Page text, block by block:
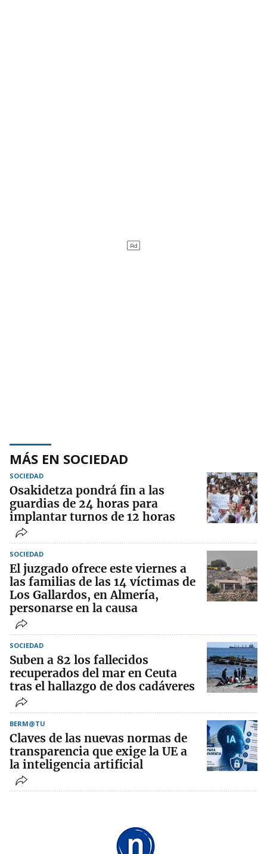
MÁS EN SOCIEDAD
SOCIEDAD
Osakidetza pondrá fin a las
guardias de 24 horas para
implantar turnos de 12 horas
SOCIEDAD
El juzgado ofrece este viernes a
las familias de las 14 víctimas de
Los Gallardos, en Almería,
personarse en la causa
SOCIEDAD
Suben a 82 los fallecidos
recuperados del mar en Ceuta
tras el hallazgo de dos cadáveres
BERM@TU
Claves de las nuevas normas de
transparencia que exige la UE a
la inteligencia artificial